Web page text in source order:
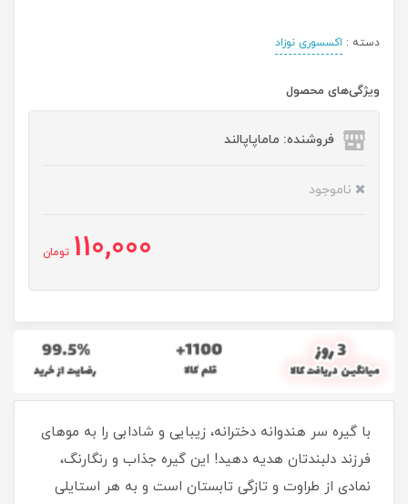
دسته : اکسسوری نوزاد
ویژگی‌های محصول
فروشنده: ماماپاپالند
ناموجود
110,000 تومان
با گیره سر هندوانه دخترانه، زیبایی و شادابی را به موهای
فرزند دلبندتان هدیه دهید! این گیره جذاب و رنگارنگ،
نمادی از طراوت و تازگی تابستان است و به هر استایلی